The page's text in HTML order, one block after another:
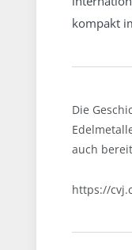
kompakt
Die
auch
https://